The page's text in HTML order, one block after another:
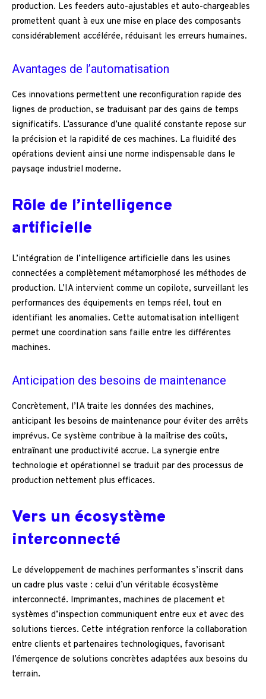
production. Les feeders auto-ajustables et auto-chargeables
promettent quant à eux une mise en place des composants
considérablement accélérée, réduisant les erreurs humaines.
Avantages de l’automatisation
Ces innovations permettent une reconfiguration rapide des
lignes de production, se traduisant par des gains de temps
significatifs. L’assurance d’une qualité constante repose sur
la précision et la rapidité de ces machines. La fluidité des
opérations devient ainsi une norme indispensable dans le
paysage industriel moderne.
Rôle de l’intelligence
artificielle
L’intégration de l’intelligence artificielle dans les usines
connectées a complètement métamorphosé les méthodes de
production. L’IA intervient comme un copilote, surveillant les
performances des équipements en temps réel, tout en
identifiant les anomalies. Cette automatisation intelligent
permet une coordination sans faille entre les différentes
machines.
Anticipation des besoins de maintenance
Concrètement, l’IA traite les données des machines,
anticipant les besoins de maintenance pour éviter des arrêts
imprévus. Ce système contribue à la maîtrise des coûts,
entraînant une productivité accrue. La synergie entre
technologie et opérationnel se traduit par des processus de
production nettement plus efficaces.
Vers un écosystème
interconnecté
Le développement de machines performantes s’inscrit dans
un cadre plus vaste : celui d’un véritable écosystème
interconnecté. Imprimantes, machines de placement et
systèmes d’inspection communiquent entre eux et avec des
solutions tierces. Cette intégration renforce la collaboration
entre clients et partenaires technologiques, favorisant
l’émergence de solutions concrètes adaptées aux besoins du
terrain.